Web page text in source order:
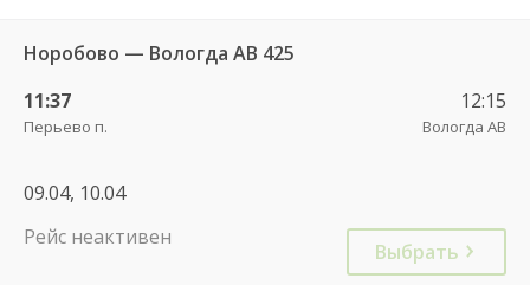
Норобово — Вологда АВ 425
11:37
Перьево п.
12:15
Вологда АВ
09.04, 10.04
Рейс неактивен
Выбрать